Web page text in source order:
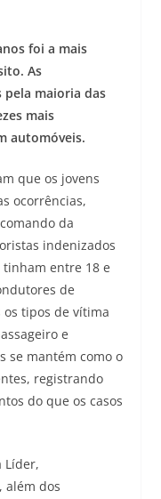
foi a mais
As
pela maioria das
mais
automóveis.
que os jovens
ocorrências,
da
indenizados
tinham entre 18 e
de
os tipos de vítima
e
se mantém como o
registrando
do que os casos
Líder,
além dos